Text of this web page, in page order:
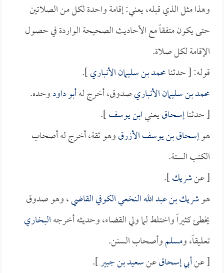
وهذا مثل الذي قبله، يعني: إقامة واحدة لكل من الصلاتين
حتى يكون متفقاً مع الأحاديث الصحيحة الواردة في حصول
الإقامة لكل صلاة.
قوله: [ حدثنامحمد بن سليمان الأنباري].
محمد بن سليمان الأنباريصدوق، أخرج لهأبو داودوحده.
[ حدثناإسحاقيعنيابن يوسف].
هوإسحاق بن يوسف الأزرقوهو ثقة، أخرج له أصحاب
الكتب الستة.
[ عنشريك].
هوشريك بن عبد الله النخعي الكوفي القاضي، وهو صدوق
يخطئ كثيراً واختلط لما ولي القضاء، وحديثه أخرجهالبخاري
تعليقاً، ومسلموأصحاب السنن.
[ عنأبي إسحاقعنسعيد بن جبير].